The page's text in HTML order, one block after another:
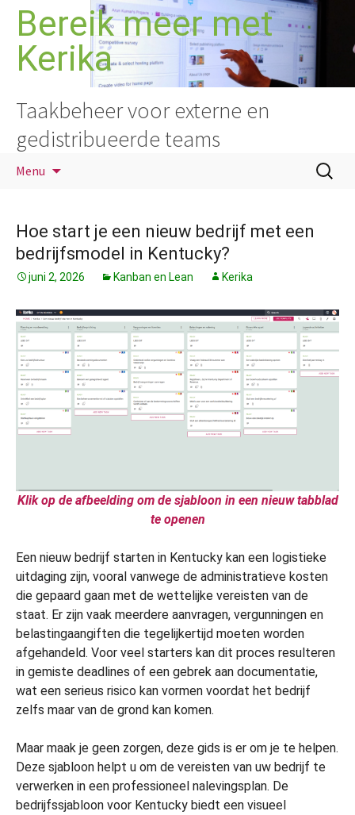
inhoud
Bereik meer met
Kerika
Taakbeheer voor externe en
gedistribueerde teams
Menu
Zoeken
naar:
Hoe start je een nieuw bedrijf met een
bedrijfsmodel in Kentucky?
juni 2, 2026 Kanban en Lean Kerika
Klik op de afbeelding om de sjabloon in een nieuw tabblad
te openen
Een nieuw bedrijf starten in Kentucky kan een logistieke
uitdaging zijn, vooral vanwege de administratieve kosten
die gepaard gaan met de wettelijke vereisten van de
staat. Er zijn vaak meerdere aanvragen, vergunningen en
belastingaangiften die tegelijkertijd moeten worden
afgehandeld. Voor veel starters kan dit proces resulteren
in gemiste deadlines of een gebrek aan documentatie,
wat een serieus risico kan vormen voordat het bedrijf
zelfs maar van de grond kan komen.
Maar maak je geen zorgen, deze gids is er om je te helpen.
Deze sjabloon helpt u om de vereisten van uw bedrijf te
verwerken in een professioneel nalevingsplan. De
bedrijfssjabloon voor Kentucky biedt een visueel